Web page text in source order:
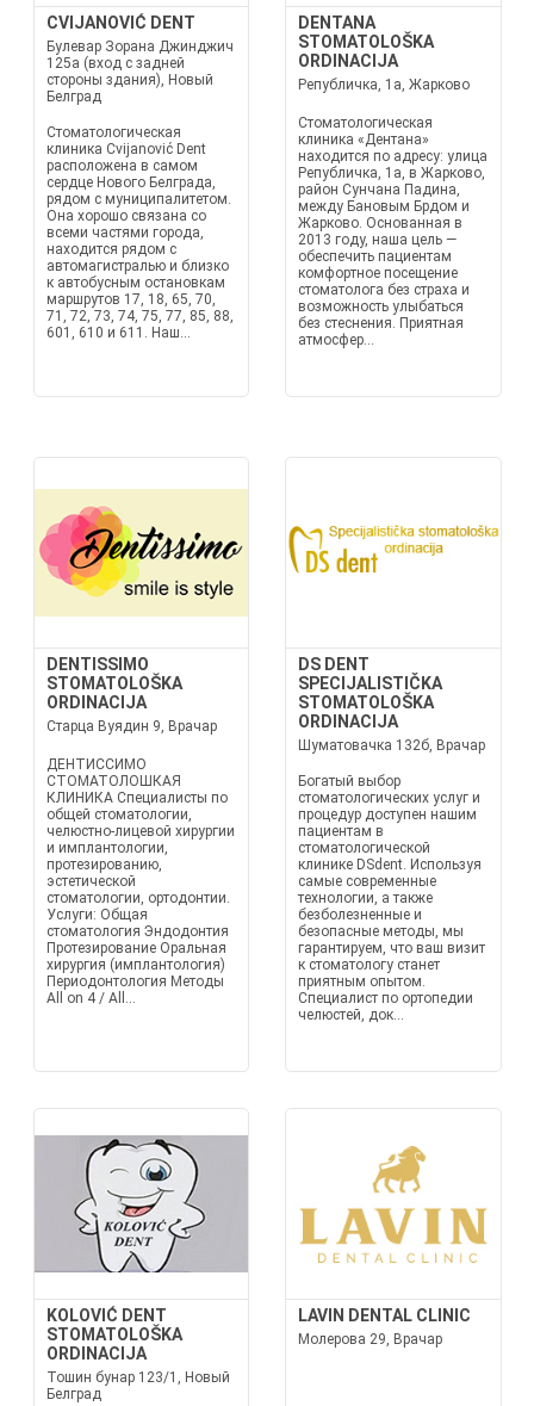
CVIJANOVIĆ DENT
Булевар Зорана Джинджич
125а (вход с задней
стороны здания), Новый
Белград
Стоматологическая
клиника Cvijanović Dent
расположена в самом
сердце Нового Белграда,
рядом с муниципалитетом.
Она хорошо связана со
всеми частями города,
находится рядом с
автомагистралью и близко
к автобусным остановкам
маршрутов 17, 18, 65, 70,
71, 72, 73, 74, 75, 77, 85, 88,
601, 610 и 611. Наш...
DENTANA
STOMATOLOŠKA
ORDINACIJA
Републичка, 1а, Жарково
Стоматологическая
клиника «Дентана»
находится по адресу: улица
Републичка, 1а, в Жарково,
район Сунчана Падина,
между Бановым Брдом и
Жарково. Основанная в
2013 году, наша цель —
обеспечить пациентам
комфортное посещение
стоматолога без страха и
возможность улыбаться
без стеснения. Приятная
атмосфер...
DENTISSIMO
STOMATOLOŠKA
ORDINACIJA
Старца Вуядин 9, Врачар
ДЕНТИССИМО
СТОМАТОЛОШКАЯ
КЛИНИКА Специалисты по
общей стоматологии,
челюстно-лицевой хирургии
и имплантологии,
протезированию,
эстетической
стоматологии, ортодонтии.
Услуги: Общая
стоматология Эндодонтия
Протезирование Оральная
хирургия (имплантология)
Периодонтология Методы
All on 4 / All...
DS DENT
SPECIJALISTIČKA
STOMATOLOŠKA
ORDINACIJA
Шуматовачка 132б, Врачар
Богатый выбор
стоматологических услуг и
процедур доступен нашим
пациентам в
стоматологической
клинике DSdent. Используя
самые современные
технологии, а также
безболезненные и
безопасные методы, мы
гарантируем, что ваш визит
к стоматологу станет
приятным опытом.
Специалист по ортопедии
челюстей, док...
KOLOVIĆ DENT
STOMATOLOŠKA
ORDINACIJA
Тошин бунар 123/1, Новый
Белград
LAVIN DENTAL CLINIC
Молерова 29, Врачар